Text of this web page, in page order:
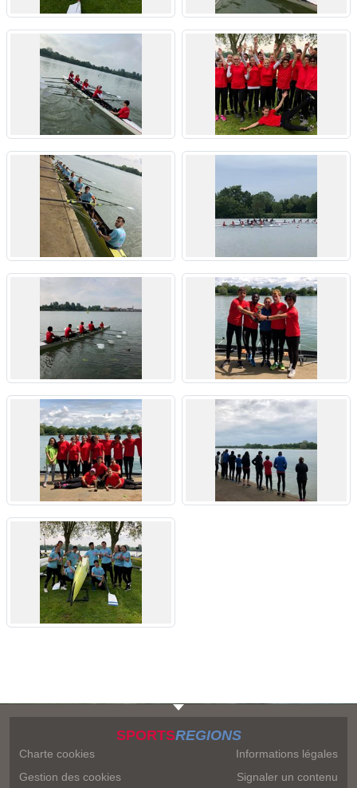
SPORTSREGIONS
Charte cookies
Gestion des cookies
Informations légales
Signaler un contenu